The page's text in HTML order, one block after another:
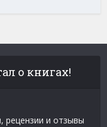
о книгах!
рецензии и отзывы